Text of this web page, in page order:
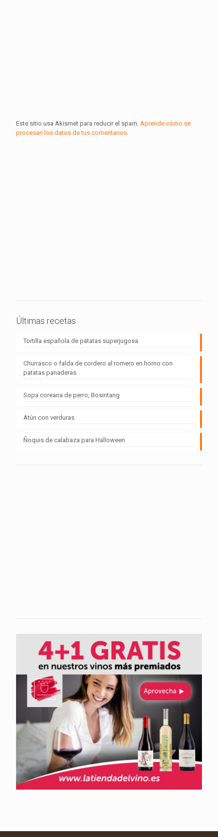
Este sitio usa Akismet para reducir el spam. Aprende cómo se
procesan los datos de tus comentarios.
Últimas recetas
Tortilla española de patatas superjugosa
Churrasco o falda de cordero al romero en horno con
patatas panaderas
Sopa coreana de perro, Bosintang
Atún con verduras
Ñoquis de calabaza para Halloween